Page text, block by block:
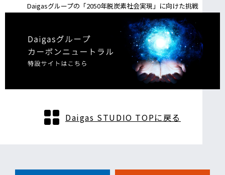
Daigasグループの「2050年脱炭素社会実現」に向けた挑戦
Daigas STUDIO TOPに戻る